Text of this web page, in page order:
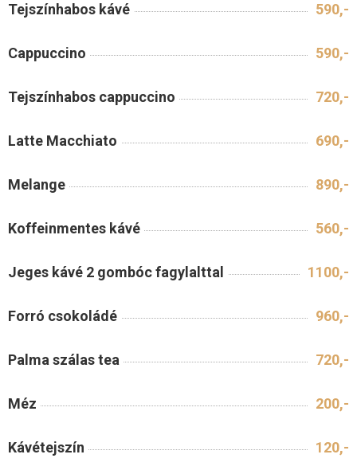
H
T
S
N
Tejszínhabos kávé 590,-
Cappuccino 590,-
Tejszínhabos cappuccino 720,-
Latte Macchiato 690,-
Melange 890,-
Koffeinmentes kávé 560,-
Jeges kávé 2 gombóc fagylalttal 1100,-
Forró csokoládé 960,-
Palma szálas tea 720,-
Méz 200,-
Kávétejszín 120,-